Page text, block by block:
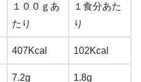
１００ｇあ
たり
１食分あた
り
407Kcal 102Kcal
7.2g 1.8g